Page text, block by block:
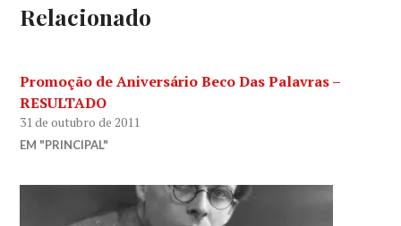
Relacionado
Promoção de Aniversário Beco Das Palavras –
RESULTADO
31 de outubro de 2011
EM "PRINCIPAL"